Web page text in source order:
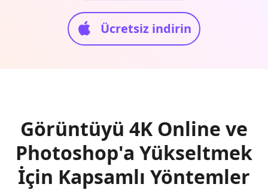
Ücretsiz indirin
Görüntüyü 4K Online ve
Photoshop'a Yükseltmek
İçin Kapsamlı Yöntemler